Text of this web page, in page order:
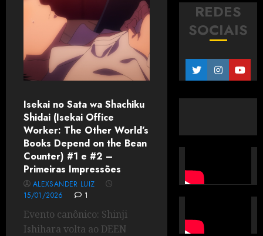
Isekai no Sata wa Shachiku
Shidai (Isekai Office
Worker: The Other World’s
Books Depend on the Bean
Counter) #1 e #2 –
Primeiras Impressões
ALEXSANDER LUIZ
15/01/2026
1
Evento canônico: Shinji
Ishihara volta ao DEEN
REDES
SOCIAIS